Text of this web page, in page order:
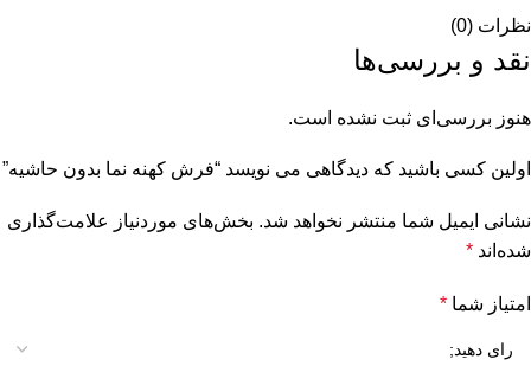
نظرات (0)
نقد و بررسی‌ها
هنوز بررسی‌ای ثبت نشده است.
اولین کسی باشید که دیدگاهی می نویسد “فرش کهنه نما بدون حاشیه”
نشانی ایمیل شما منتشر نخواهد شد. بخش‌های موردنیاز علامت‌گذاری
شده‌اند *
امتیاز شما *